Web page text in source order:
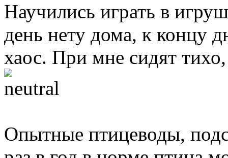
Научились играть в
день нету дома, к концу
хаос. При мне сидят
Опытные птицеводы,